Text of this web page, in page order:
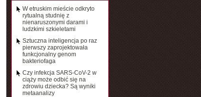
W etruskim mieście odkryto
rytualną studnię z
nienaruszonymi darami i
ludzkimi szkieletami
Sztuczna inteligencja po raz
pierwszy zaprojektowała
funkcjonalny genom
bakteriofaga
Czy infekcja SARS-CoV-2 w
ciąży może odbić się na
zdrowiu dziecka? Są wyniki
metaanalizy